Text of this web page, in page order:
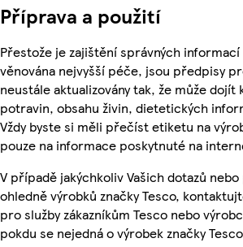
Příprava a použití
Přestože je zajištění správných
věnována nejvyšší péče, jsou předpisy
neustále aktualizovány tak, že může dojít
potravin, obsahu živin, dietetických
Vždy byste si měli přečíst etiketu na
pouze na informace poskytnuté na
V případě jakýchkoliv Vašich dotazů
ohledně výrobků značky Tesco,
pro služby zákazníkům Tesco nebo
pokdu se nejedná o výrobek značky